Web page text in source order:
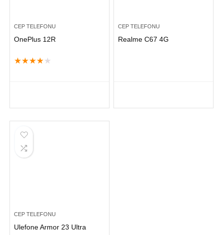
CEP TELEFONU
OnePlus 12R
★★★★ ★
CEP TELEFONU
Realme C67 4G
CEP TELEFONU
Ulefone Armor 23 Ultra